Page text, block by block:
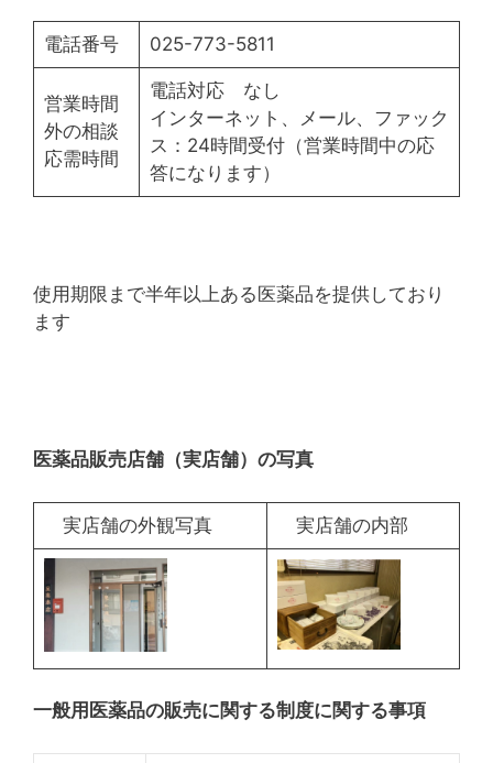
電話番号 025-773-5811
営業時間
外の相談
応需時間
電話対応 なし
インターネット、メール、ファック
ス：24時間受付（営業時間中の応
答になります）
使用期限まで半年以上ある医薬品を提供しており
ます
医薬品販売店舗（実店舗）の写真
実店舗の外観写真 実店舗の内部
一般用医薬品の販売に関する制度に関する事項